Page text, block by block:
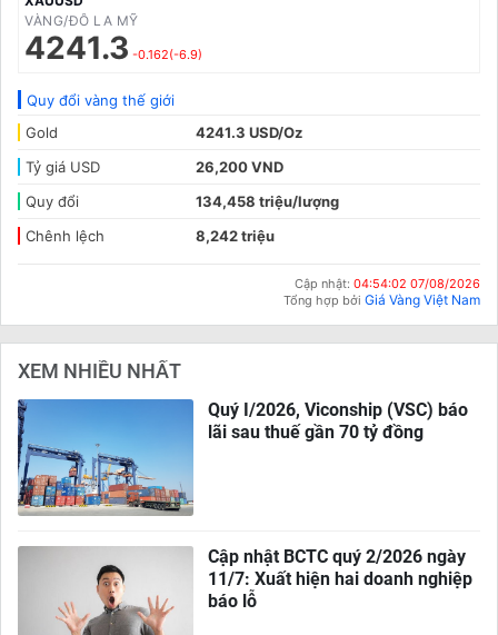
VÀNG/ĐÔ LA MỸ
4241.3 -0.162(-6.9)
Quy đổi vàng thế giới
Gold
4241.3 USD/Oz
Tỷ giá USD
26,200 VND
Quy đổi
134,458 triệu/lượng
Chênh lệch
8,242 triệu
Cập nhật: 04:54:02 07/08/2026
Tổng hợp bởi Giá Vàng Việt Nam
XEM NHIỀU NHẤT
Quý I/2026, Viconship (VSC) báo
lãi sau thuế gần 70 tỷ đồng
Cập nhật BCTC quý 2/2026 ngày
11/7: Xuất hiện hai doanh nghiệp
báo lỗ